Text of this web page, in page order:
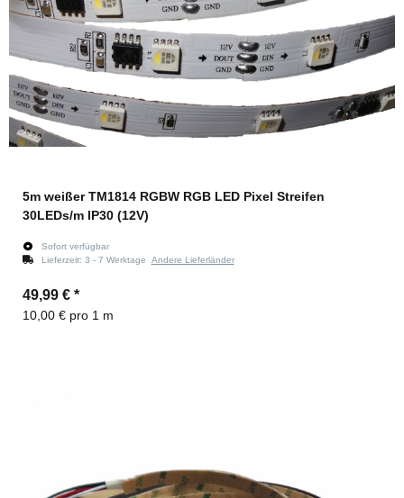
5m weißer TM1814 RGBW RGB LED Pixel Streifen
30LEDs/m IP30 (12V)
Sofort verfügbar
Lieferzeit: 3 - 7 Werktage Andere Lieferländer
49,99 € *
10,00 € pro 1 m